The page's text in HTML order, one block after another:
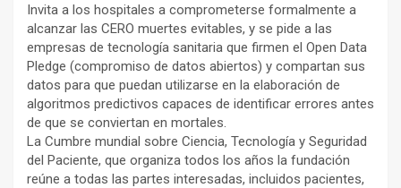
Invita a los hospitales a comprometerse formalmente a
alcanzar las CERO muertes evitables, y se pide a las
empresas de tecnología sanitaria que firmen el Open Data
Pledge (compromiso de datos abiertos) y compartan sus
datos para que puedan utilizarse en la elaboración de
algoritmos predictivos capaces de identificar errores antes
de que se conviertan en mortales.
La Cumbre mundial sobre Ciencia, Tecnología y Seguridad
del Paciente, que organiza todos los años la fundación
reúne a todas las partes interesadas, incluidos pacientes,